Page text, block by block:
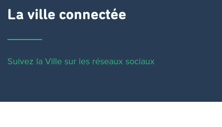
La ville connectée
Suivez la Ville sur les réseaux sociaux